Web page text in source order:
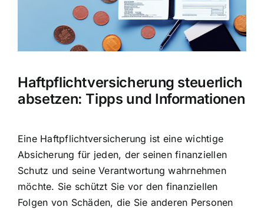
Hausratversicherung
Berufsunfähigkeitsversicherung
Weitere Tarifvergleiche
Haftpflichtversicherung steuerlich
absetzen: Tipps und Informationen
Eine Haftpflichtversicherung ist eine wichtige
Absicherung für jeden, der seinen finanziellen
Schutz und seine Verantwortung wahrnehmen
möchte. Sie schützt Sie vor den finanziellen
Folgen von Schäden, die Sie anderen Personen